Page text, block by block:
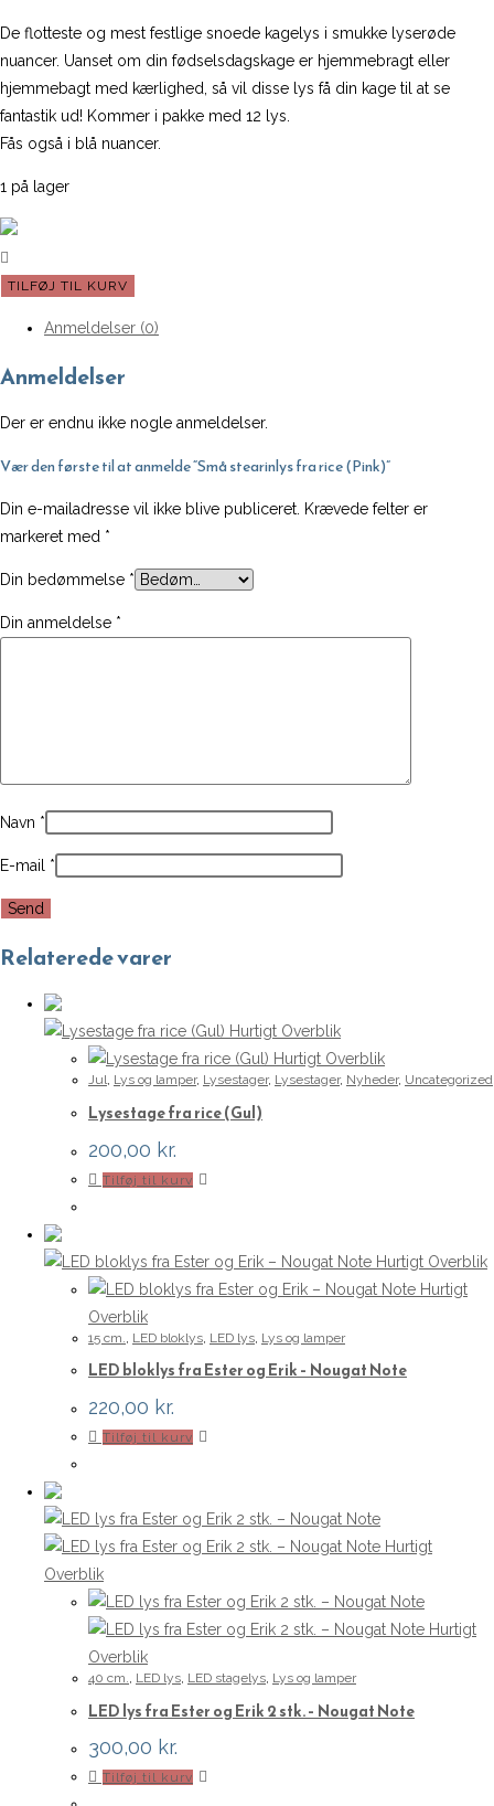
De flotteste og mest festlige snoede kagelys i smukke lyserøde
nuancer. Uanset om din fødselsdagskage er hjemmebragt eller
hjemmebagt med kærlighed, så vil disse lys få din kage til at se
fantastik ud! Kommer i pakke med 12 lys.
Fås også i blå nuancer.
1 på lager
Små
rice
antal
TILFØJ TIL KURV
Anmeldelser (0)
Anmeldelser
Der er endnu ikke nogle anmeldelser.
Vær den første til at anmelde “Små stearinlys fra rice (Pink)”
Din e-mailadresse vil ikke blive publiceret. Krævede felter er
markeret med *
Din bedømmelse *
Din anmeldelse *
Navn *
E-mail *
Relaterede varer
Hurtigt Overblik
Hurtigt Overblik
Jul, Lys og lamper, Lysestager, Lysestager, Nyheder, Uncategorized
Lysestage fra rice (Gul)
200,00 kr.
Tilføj til kurv
Hurtigt Overblik
Hurtigt
Overblik
15 cm. LED bloklys LED lys Lys og lamper
LED bloklys fra Ester og Erik – Nougat Note
220,00 kr.
Tilføj til kurv
Hurtigt
Overblik
Hurtigt
Overblik
40 cm., LED lys, LED stagelys, Lys og lamper
LED lys fra Ester og Erik 2 stk. – Nougat Note
300,00 kr.
Tilføj til kurv